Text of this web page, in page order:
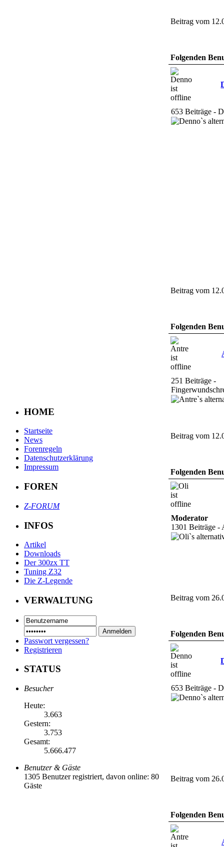
HOME
Startseite
News
Forenregeln
Datenschutzerklärung
Impressum
FOREN
Z-FORUM
INFOS
Artikel
Downloads
Der 300zx TT
Tuning Z32
Die Z-Legende
VERWALTUNG
Passwort vergessen?
Registrieren
STATUS
Besucher
Heute:
3.663
Gestern:
3.753
Gesamt:
5.666.477
Benutzer & Gäste
1305 Benutzer registriert, davon online: 80
Gäste
Beitrag vom
Folgenden
653 Beiträge -
Beitrag vom
Folgenden
251 Beiträge -
Beitrag vom
Folgenden
Moderator
1301 Beiträge -
Beitrag vom
Folgenden
653 Beiträge -
Beitrag vom
Folgenden